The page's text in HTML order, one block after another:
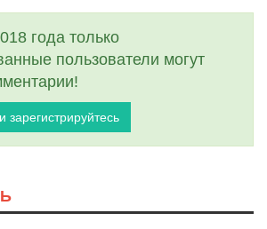
года только
пользователи могут
зарегистрируйтесь